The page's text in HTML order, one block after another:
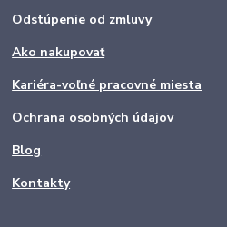
Odstúpenie od zmluvy
Ako nakupovať
Kariéra-voľné pracovné miesta
Ochrana osobných údajov
Blog
Kontakty